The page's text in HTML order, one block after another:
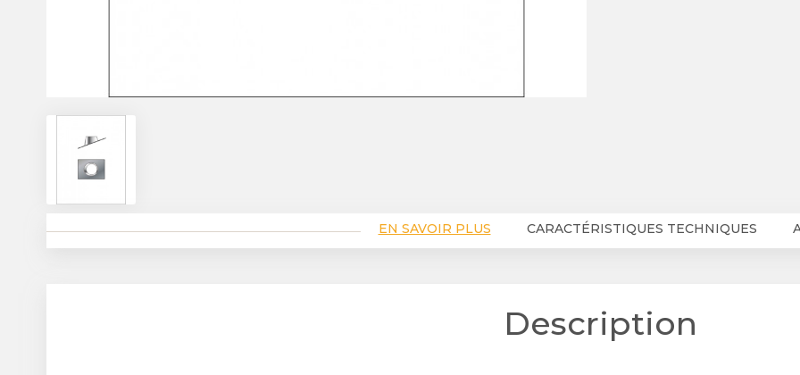
EN SAVOIR PLUS CARACTÉRISTIQUES TECHNIQUES
Description